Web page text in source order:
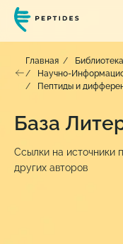
Главная
Библиотека
Научно-
Пептиды и
База
Ссылки на источники
других авторов